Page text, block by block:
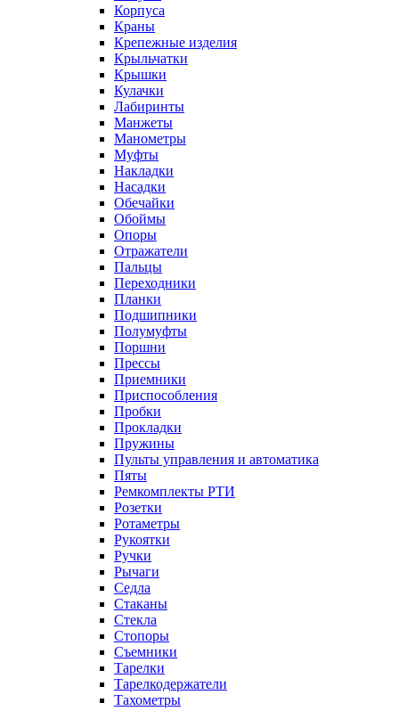
Корпуса
Краны
Крепежные изделия
Крыльчатки
Крышки
Кулачки
Лабиринты
Манжеты
Манометры
Муфты
Накладки
Насадки
Обечайки
Обоймы
Опоры
Отражатели
Пальцы
Переходники
Планки
Подшипники
Полумуфты
Поршни
Прессы
Приемники
Приспособления
Пробки
Прокладки
Пружины
Пульты управления и автоматика
Пяты
Ремкомплекты РТИ
Розетки
Ротаметры
Рукоятки
Ручки
Рычаги
Седла
Стаканы
Стекла
Стопоры
Съемники
Тарелки
Тарелкодержатели
Тахометры